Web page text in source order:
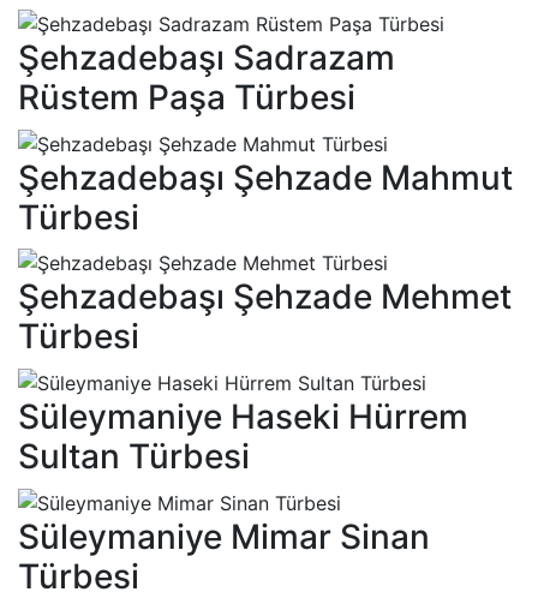
Şehzadebaşı Sadrazam
Rüstem Paşa Türbesi
Şehzadebaşı Şehzade Mahmut
Türbesi
Şehzadebaşı Şehzade Mehmet
Türbesi
Süleymaniye Haseki Hürrem
Sultan Türbesi
Süleymaniye Mimar Sinan
Türbesi